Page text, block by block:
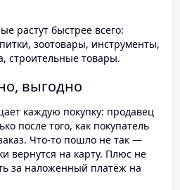
растут быстрее всего:
зоотовары, инструменты,
строительные товары.
выгодно
каждую покупку: продавец
после того, как покупатель
Что-то пошло не так —
вернутся на карту. Плюс не
за наложенный платёж на